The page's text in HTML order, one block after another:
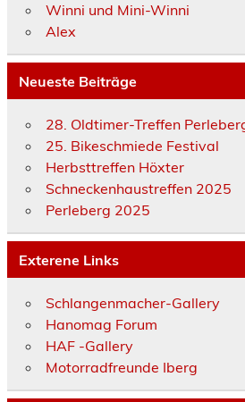
Winni und Mini-Winni
Alex
Neueste Beiträge
28. Oldtimer-Treffen
25. Bikeschmiede Festival
Herbsttreffen Höxter
Schneckenhaustreffen 2025
Perleberg 2025
Exterene Links
Schlangenmacher-Gallery
Hanomag Forum
HAF -Gallery
Motorradfreunde Iberg